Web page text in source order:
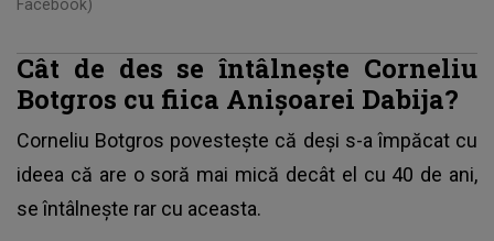
Facebook)
Cât de des se întâlnește Corneliu
Botgros cu fiica Anișoarei Dabija?
Corneliu Botgros povestește că deși s-a împăcat cu
ideea că are o soră mai mică decât el cu 40 de ani,
se întâlnește rar cu aceasta.